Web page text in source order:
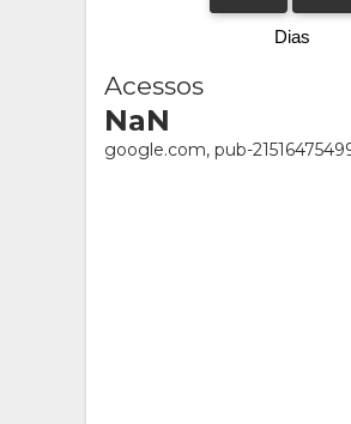
Acessos
NaN
google.com, pub-